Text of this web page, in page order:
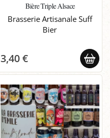
Bière Triple Alsace
Brasserie Artisanale Suff
Bier
3,40 €